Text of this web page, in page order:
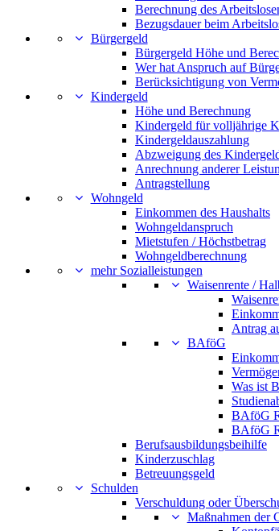
Berechnung des
Bezugsdauer beim
Bürgergeld
Bürgergeld Höhe und
Wer hat Anspruch auf
Berücksichtigung von
Kindergeld
Höhe und Berechnung
Kindergeld für volljährige
Kindergeldauszahlung
Abzweigung des
Anrechnung anderer
Antragstellung
Wohngeld
Einkommen des Haushalts
Wohngeldanspruch
Mietstufen / Höchstbetrag
Wohngeldberechnung
mehr Sozialleistungen
Waisenrente /
Antrag
BAföG
Was ist
BAföG
BAföG
Berufsausbildungsbeihilfe
Kinderzuschlag
Betreuungsgeld
Schulden
Verschuldung oder
Maßnahmen der